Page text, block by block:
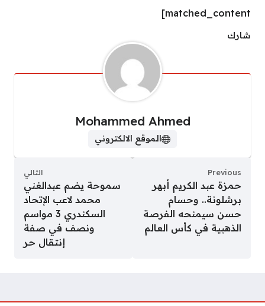
matched_content]
شارك
Mohammed Ahmed
الموقع الالكتروني
Previous
حمزة عبد الكريم أبهر
برشلونة.. وحسام
حسن سيمنحه الفرصة
الذهبية في كأس العالم
التالي
سموحة يضم عبدالغني
محمد لاعب الإتحاد
السكندري 3 مواسم
ونصف في صفة
إنتقال حر